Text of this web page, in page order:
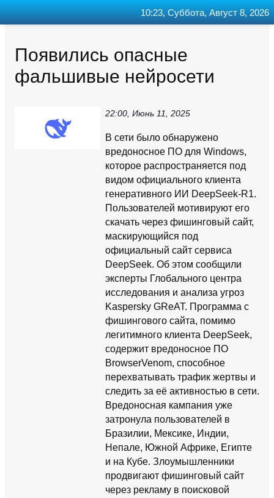
Появились опасные
фальшивые нейросети
22:00, Июнь 11, 2025
В сети было обнаружено
вредоносное ПО для Windows,
которое распространяется под
видом официального клиента
генеративного ИИ DeepSeek-R1.
Пользователей мотивируют его
скачать через фишинговый сайт,
маскирующийся под
официальный сайт сервиса
DeepSeek. Об этом сообщили
эксперты Глобального центра
исследования и анализа угроз
Kaspersky GReAT. Программа с
фишингового сайта, помимо
легитимного клиента DeepSeek,
содержит вредоносное ПО
BrowserVenom, способное
перехватывать трафик жертвы и
следить за её активностью в сети.
Вредоносная кампания уже
затронула пользователей в
Бразилии, Мексике, Индии,
Непале, Южной Африке, Египте
и на Кубе. Злоумышленники
продвигают фишинговый сайт
через рекламу в поисковой
10:23, Суббота, Август 8, 2026